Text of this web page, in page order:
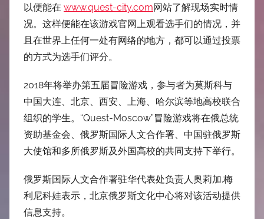
以便能在 www.quest-city.com网站了解现场实时情
况。这样便能在该游戏官网上观看选手们的情况，并
且在世界上任何一处有网络的地方，都可以通过投票
的方式为选手们评分。
2018年将举办第五届冒险游戏，参与者为莫斯科与
中国大连、北京、西安、上海、哈尔滨等地高校联合
组织的学生。“Quest-Moscow”冒险游戏将在俄总统
资助基金会、俄罗斯国际人文合作署、中国驻俄罗斯
大使馆和多所俄罗斯及外国高校的共同支持下举行。
俄罗斯国际人文合作署驻华代表处负责人奥莉加.梅
利尼科娃表示，北京俄罗斯文化中心将对该活动提供
信息支持。